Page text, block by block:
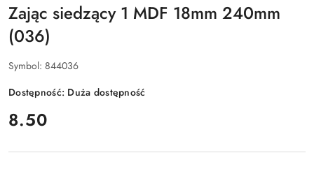
Zając siedzący 1 MDF 18mm 240mm
(036)
Symbol: 844036
Dostępność: Duża dostępność
cena:
8.50